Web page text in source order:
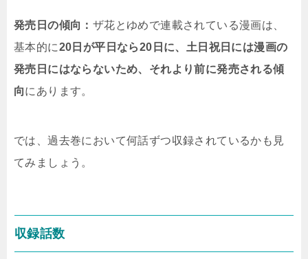
発売日の傾向： ザ花とゆめで連載されている漫画は、
基本的に20日が平日なら20日に、土日祝日には漫画の
発売日にはならないため、それより前に発売される傾
向にあります。
では、過去巻において何話ずつ収録されているかも見
てみましょう。
収録話数